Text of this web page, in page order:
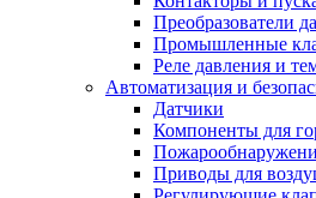
Преобразователи
Промышленные
Реле давления и
Автоматизация и
Датчики
Компоненты для
Приводы для